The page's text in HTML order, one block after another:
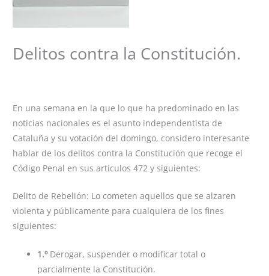
Delitos contra la Constitución.
En una semana en la que lo que ha predominado en las
noticias nacionales es el asunto independentista de
Cataluña y su votación del domingo, considero interesante
hablar de los delitos contra la Constitución que recoge el
Código Penal en sus artículos 472 y siguientes:
Delito de Rebelión: Lo cometen aquellos que se alzaren
violenta y públicamente para cualquiera de los fines
siguientes:
1.º Derogar, suspender o modificar total o
parcialmente la Constitución.